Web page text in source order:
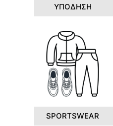
ΥΠΟΔΗΣΗ
SPORTSWEAR